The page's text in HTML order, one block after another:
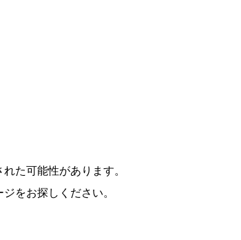
た可能性があります。
をお探しください。